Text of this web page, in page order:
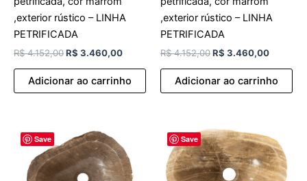
,exterior rústico – LINHA
PETRIFICADA
R$4.152,00R$ 3.460,00
Adicionar ao carrinho
,exterior rústico – LINHA
PETRIFICADA
R$4.152,00R$ 3.460,00
Adicionar ao carrinho
Save
preço
original
era:
R$ 4.152,00.
atual
é:
R$ 3.460,00.
Save
O
preço
original
era:
R$ 4.152,00.
preço
atual
é:
R$